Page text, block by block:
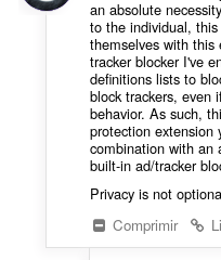
an absolute
to the individual,
themselves with this
tracker blocker I've
definitions lists to
block trackers, even
behavior. As such,
protection extension
combination with an
built-in ad/tracker
Privacy is not
Comprimir